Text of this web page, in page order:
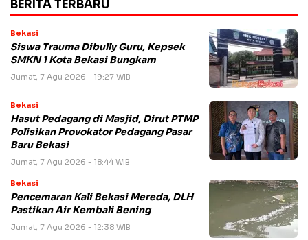
BERITA TERBARU
Bekasi
Siswa Trauma Dibully Guru, Kepsek
SMKN 1 Kota Bekasi Bungkam
Jumat, 7 Agu 2026 - 19:27 WIB
Bekasi
Hasut Pedagang di Masjid, Dirut PTMP
Polisikan Provokator Pedagang Pasar
Baru Bekasi
Jumat, 7 Agu 2026 - 18:44 WIB
Bekasi
Pencemaran Kali Bekasi Mereda, DLH
Pastikan Air Kembali Bening
Jumat, 7 Agu 2026 - 12:38 WIB